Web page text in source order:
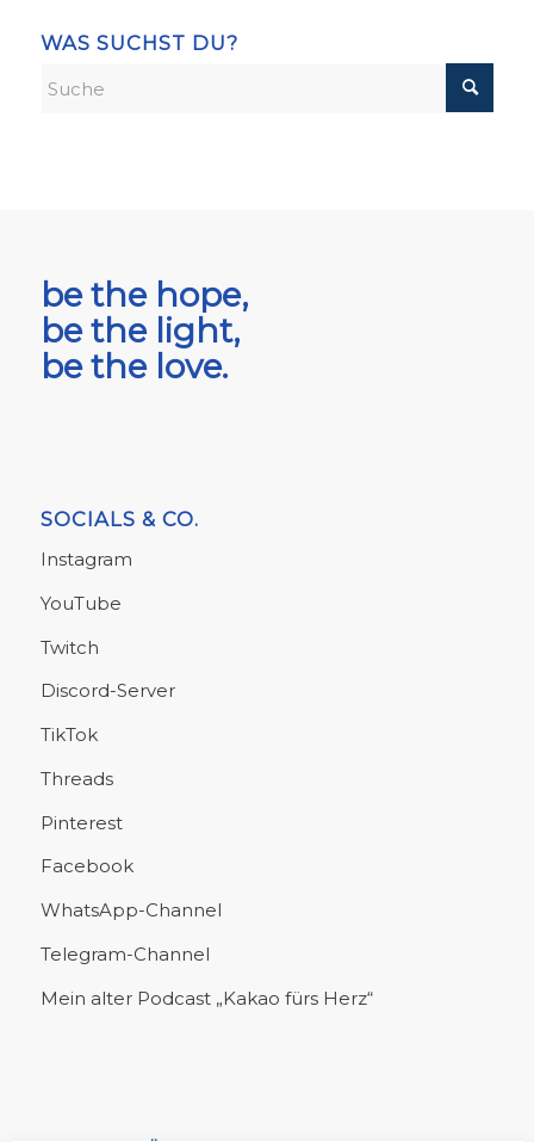
WAS SUCHST DU?
be the hope,
be the light,
be the love.
SOCIALS & CO.
Instagram
YouTube
Twitch
Discord-Server
TikTok
Threads
Pinterest
Facebook
WhatsApp-Channel
Telegram-Channel
Mein alter Podcast „Kakao fürs Herz“